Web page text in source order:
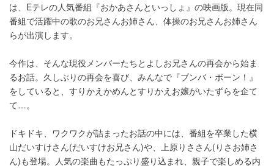
は、Eテレの人気番組『おかあさんといっしょ』の映画版。現在同
番組で活躍中の歌のお兄さんお姉さん、体操のお兄さんお姉さん
らが出演します。
今作は、そんな現役メンバーたちとよしお兄さんの再会から始ま
るお話。久しぶりの再会を喜び、みんなで『ブンバ・ボーン！』
をしていると、すりかえかめんとすりかえお嬢がいたずらを企て
て…。
ドキドキ、ワクワクが詰まったお話の中には、番組を卒業した横
山だいすけさん(だいすけお兄さん)や、上原りささん(りさお姉さ
ん)も登場。人気の楽曲もたっぷり盛り込まれ、親子で楽しめる内